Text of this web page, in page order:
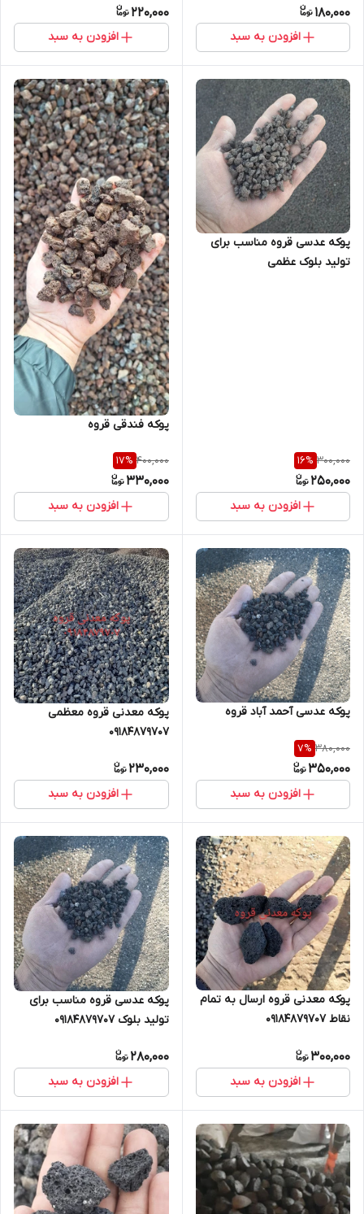
180,000
افزودن به سبد
220,000
افزودن به سبد
پوکه عدسی قروه مناسب برای
تولید بلوک عظمی
#پوکه_معدنی_قروه#پوکه_عدسی#صنعت_ساختمان
300,000
16%
250,000
افزودن به سبد
پوکه فندقی قروه
400,000
17%
330,000
افزودن به سبد
پوکه عدسی آحمد آباد قروه
380,000
7%
350,000
افزودن به سبد
پوکه معدنی قروه معظمی
۰۹۱۸۴۸۷۹۷۰۷
230,000
افزودن به سبد
پوکه معدنی قروه ارسال به تمام
نقاط ۰۹۱۸۴۸۷۹۷۰۷
300,000
افزودن به سبد
پوکه عدسی قروه مناسب برای
تولید بلوک ۰۹۱۸۴۸۷۹۷۰۷
280,000
افزودن به سبد